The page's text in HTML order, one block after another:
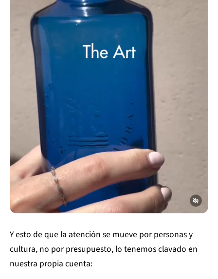
Y esto de que la atención se mueve por personas y
cultura, no por presupuesto, lo tenemos clavado en
nuestra propia cuenta: